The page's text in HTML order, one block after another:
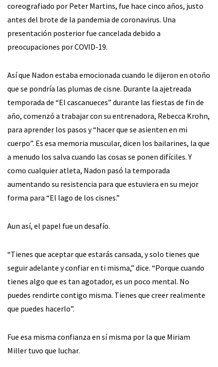
coreografiado por Peter Martins, fue hace cinco años, justo
antes del brote de la pandemia de coronavirus. Una
presentación posterior fue cancelada debido a
preocupaciones por COVID-19.
Así que Nadon estaba emocionada cuando le dijeron en otoño
que se pondría las plumas de cisne. Durante la ajetreada
temporada de “El cascanueces” durante las fiestas de fin de
año, comenzó a trabajar con su entrenadora, Rebecca Krohn,
para aprender los pasos y “hacer que se asienten en mi
cuerpo”. Es esa memoria muscular, dicen los bailarines, la que
a menudo los salva cuando las cosas se ponen difíciles. Y
como cualquier atleta, Nadon pasó la temporada
aumentando su resistencia para que estuviera en su mejor
forma para “El lago de los cisnes.”
Aun así, el papel fue un desafío.
“Tienes que aceptar que estarás cansada, y solo tienes que
seguir adelante y confiar en ti misma,” dice. “Porque cuando
tienes algo que es tan agotador, es un poco mental. No
puedes rendirte contigo misma. Tienes que creer realmente
que puedes hacerlo”.
Fue esa misma confianza en sí misma por la que Miriam
Miller tuvo que luchar.